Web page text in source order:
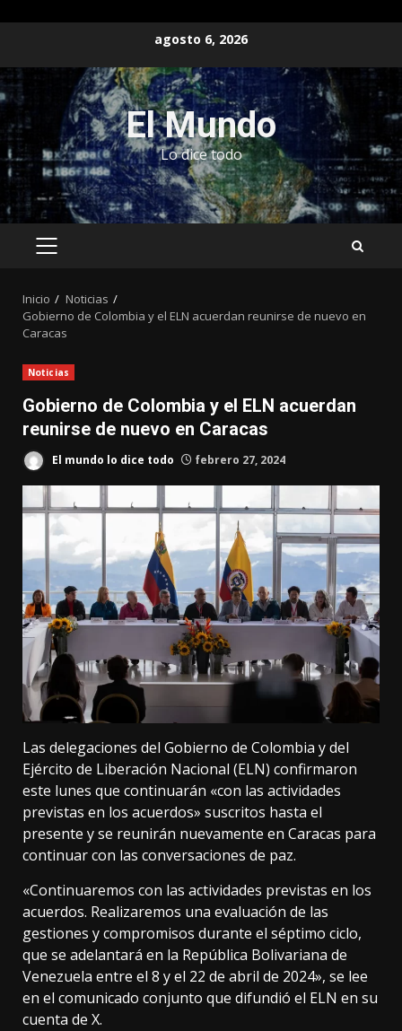
contenido
agosto 6, 2026
El Mundo
Lo dice todo
MENÚ
Inicio
Noticias
Gobierno de Colombia y el ELN acuerdan reunirse de nuevo en
Caracas
Noticias
Gobierno de Colombia y el ELN acuerdan
reunirse de nuevo en Caracas
El mundo lo dice todo febrero 27, 2024
Las delegaciones del Gobierno de Colombia y del
Ejército de Liberación Nacional (ELN) confirmaron
este lunes que continuarán «con las actividades
previstas en los acuerdos» suscritos hasta el
presente y se reunirán nuevamente en Caracas para
continuar con las conversaciones de paz.
«Continuaremos con las actividades previstas en los
acuerdos. Realizaremos una evaluación de las
gestiones y compromisos durante el séptimo ciclo,
que se adelantará en la República Bolivariana de
Venezuela entre el 8 y el 22 de abril de 2024», se lee
en el comunicado conjunto que difundió el ELN en su
cuenta de X.